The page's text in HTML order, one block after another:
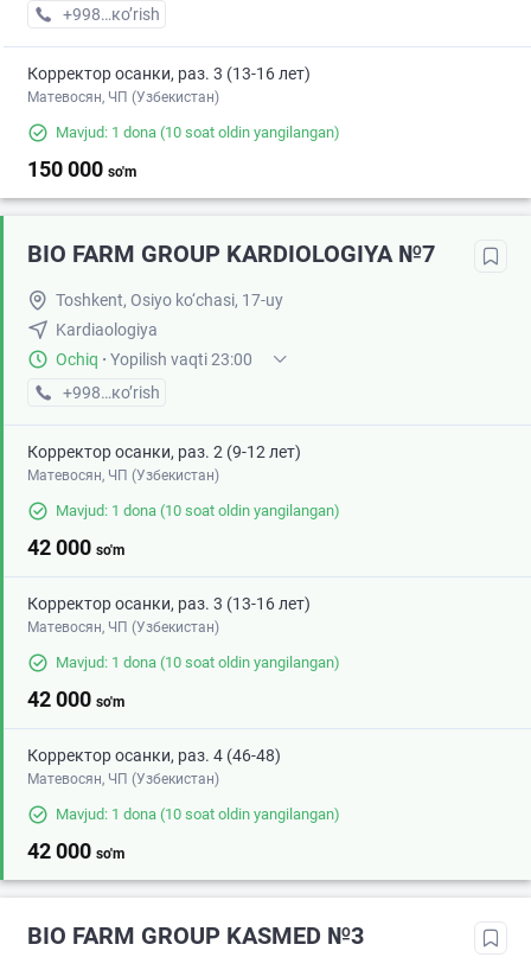
+998 (94) XXX-XX-XX
кo’rish
Корректор осанки, раз. 3 (13-16 лет)
Матевосян, ЧП (Узбекистан)
Mavjud: 1 dona (10 soat oldin yangilangan)
150 000 so'm
BIO FARM GROUP KARDIOLOGIYA №7
Toshkent, Osiyo ko‘chasi, 17-uy
Kardiaologiya
Ochiq · Yopilish vaqti 23:00
+998 (95) XXX-XX-XX
кo’rish
Корректор осанки, раз. 2 (9-12 лет)
Матевосян, ЧП (Узбекистан)
Mavjud: 1 dona (10 soat oldin yangilangan)
42 000 so'm
Корректор осанки, раз. 3 (13-16 лет)
Матевосян, ЧП (Узбекистан)
Mavjud: 1 dona (10 soat oldin yangilangan)
42 000 so'm
Корректор осанки, раз. 4 (46-48)
Матевосян, ЧП (Узбекистан)
Mavjud: 1 dona (10 soat oldin yangilangan)
42 000 so'm
BIO FARM GROUP KASMED №3